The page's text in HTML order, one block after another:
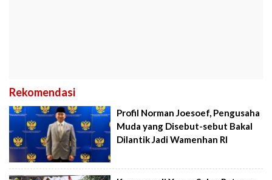
Rekomendasi
Profil Norman Joesoef, Pengusaha
Muda yang Disebut-sebut Bakal
Dilantik Jadi Wamenhan RI